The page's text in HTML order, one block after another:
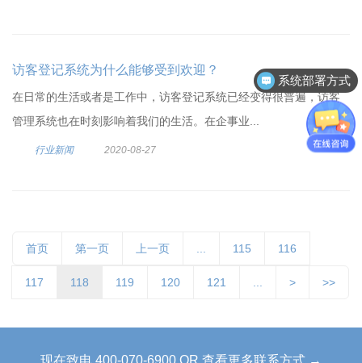
访客登记系统为什么能够受到欢迎？
在日常的生活或者是工作中，访客登记系统已经变得很普遍，访客
管理系统也在时刻影响着我们的生活。在企事业...
行业新闻 2020-08-27
首页 第一页 上一页 115 116
117 118 119 120 121 > >>
现在致电 400-070-6900 OR 查看更多联系方式 →
系统部署方式